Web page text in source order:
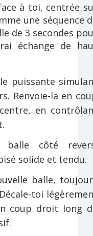
à toi, centrée
une séquence
de 3 secondes
échange de
puissante
Renvoie-la en
en
côté
solide et tendu.
balle,
toi
coup droit long